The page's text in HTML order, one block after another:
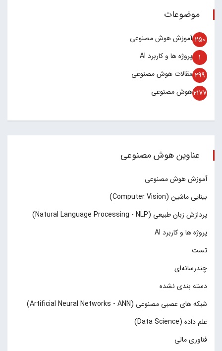
موضوعات
آموزش هوش مصنوعی 250
پروژه ها و کاربرد AI 1
مقالات هوش مصنوعی 299
هوش مصنوعی2177
عناوین هوش مصنوعی
آموزش هوش مصنوعی
بینایی ماشین (Computer Vision)
پردازش زبان طبیعی (Natural Language Processing - NLP)
پروژه ها و کاربرد AI
تست
چند‌‌رسانه‌ای
دسته بندی نشده
شبکه های عصبی مصنوعی (Artificial Neural Networks - ANN)
علم داده (Data Science)
فناوری مالی